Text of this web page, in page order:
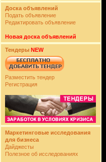
Доска объявлений
Подать объявление
Редактировать объявление
Новая доска объявлений
Тендеры NEW
Разместить тендер
Регистрация
Маркетинговые исследования
для бизнеса
Дайджесты
Полезное об исследованиях